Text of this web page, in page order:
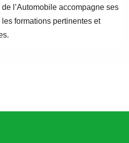
l’Automobile accompagne ses
formations pertinentes et